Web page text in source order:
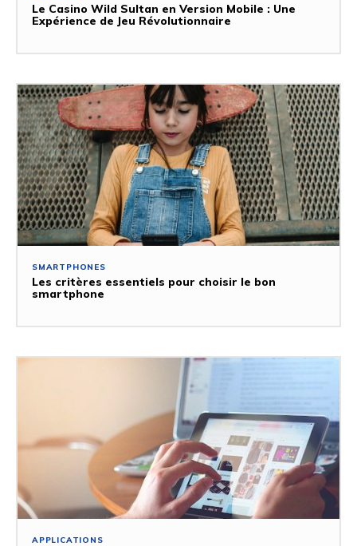
Le Casino Wild Sultan en Version Mobile : Une
Expérience de Jeu Révolutionnaire
SMARTPHONES
Les critères essentiels pour choisir le bon
smartphone
APPLICATIONS